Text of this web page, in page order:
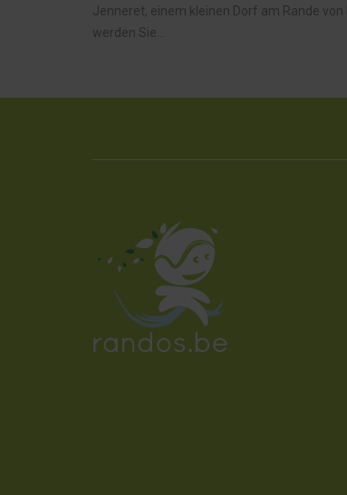
Jenneret, einem kleinen Dorf am Rande von
werden Sie...